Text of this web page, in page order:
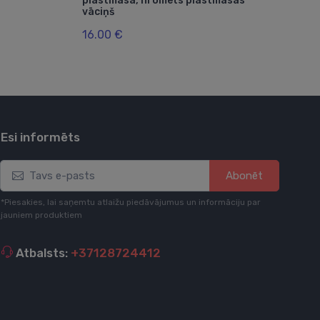
vāciņš
16.00 €
Esi informēts
Abonēt
*Piesakies, lai saņemtu atlaižu piedāvājumus un informāciju par
jauniem produktiem
Atbalsts: +37128724412